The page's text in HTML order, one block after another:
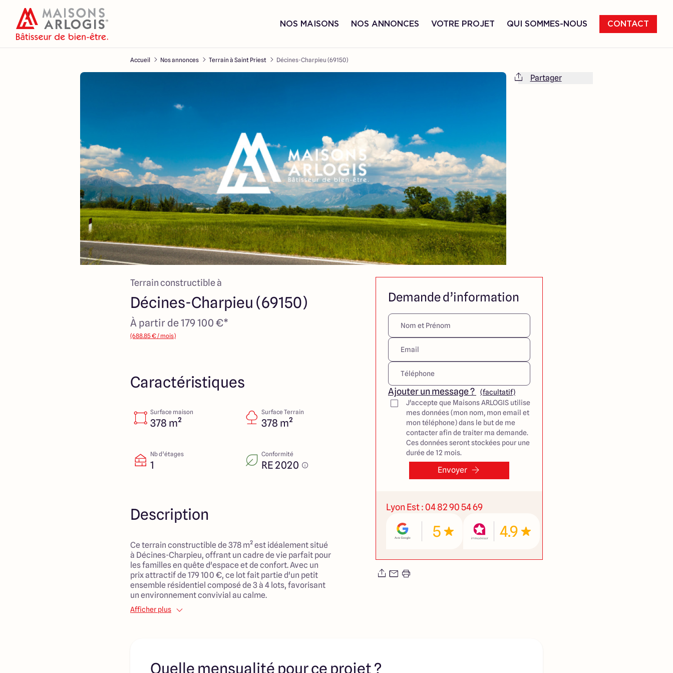
NOS MAISONS NOS ANNONCES VOTRE PROJET QUI SOMMES-NOUS CONTACT
Accueil Nos annonces Terrain à Saint Priest Décines-Charpieu (69150)
Partager
Terrain constructible à
Décines-Charpieu (69150)
À partir de 179 100 €*
(688.85 € / mois)
Caractéristiques
Surface maison
378 m²
Surface Terrain
378 m²
Nb d’étages
1
Conformité
RE 2020
Description
Ce terrain constructible de 378 m² est idéalement situé
à Décines-Charpieu, offrant un cadre de vie parfait pour
les familles en quête d'espace et de confort. Avec un
prix attractif de 179 100 €, ce lot fait partie d'un petit
ensemble résidentiel composé de 3 à 4 lots, favorisant
un environnement convivial au calme.
La localisation est idéale, avec une proximité aux
également facilement accessibles, assurant ainsi une
Afficher plus
Demande d’information
Ajouter un message ?
(facultatif)
J'accepte que Maisons ARLOGIS utilise
mes données (mon nom, mon email et
mon téléphone) dans le but de me
contacter afin de traiter ma demande.
Ces données seront stockées pour une
durée de 12 mois.
Envoyer
Lyon Est : 04 82 90 54 69
5 4.9
Quelle mensualité pour ce projet ?